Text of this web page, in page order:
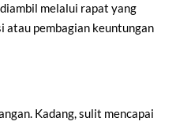
melalui rapat yang
atau pembagian keuntungan
Kadang, sulit mencapai